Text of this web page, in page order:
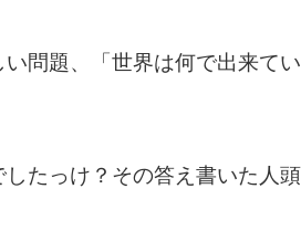
問題、「世界は何で出来て
したっけ？その答え書いた人